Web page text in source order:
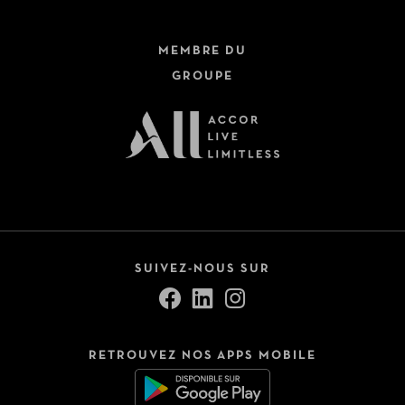
MEMBRE DU
GROUPE
SUIVEZ-NOUS SUR
RETROUVEZ NOS APPS MOBILE